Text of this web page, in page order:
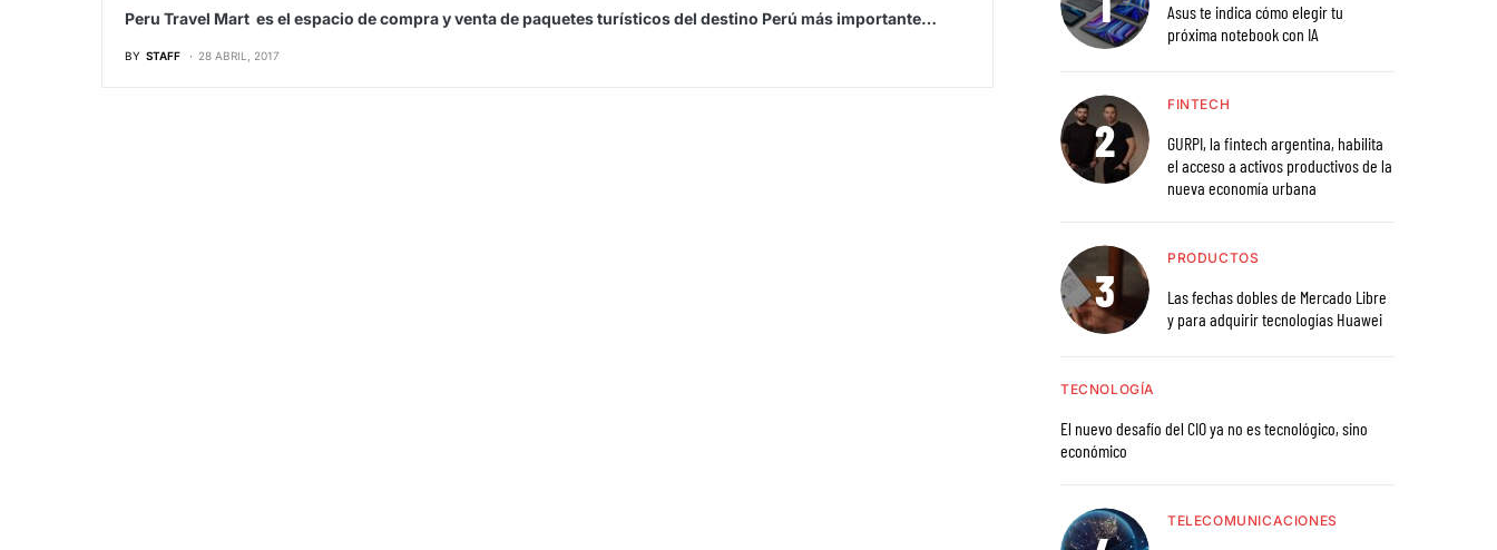
Peru Travel Mart es el espacio de compra y venta de paquetes turísticos del destino Perú más importante…
BY STAFF 28 ABRIL, 2017
Asus te indica cómo elegir tu
próxima notebook con IA
FINTECH
GURPI, la fintech argentina, habilita
el acceso a activos productivos de la
nueva economía urbana
PRODUCTOS
Las fechas dobles de Mercado Libre
y para adquirir tecnologías Huawei
TECNOLOGÍA
El nuevo desafío del CIO ya no es tecnológico, sino
económico
TELECOMUNICACIONES